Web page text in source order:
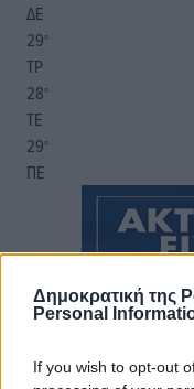
Δημοκρατική της
Personal
If you wish to opt-out
ΔΕ
29°
ΤΡ
28°
ΤΕ
29°
ΠΕ